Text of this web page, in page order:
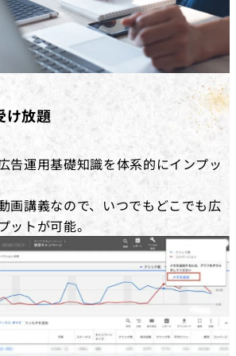
け放題
告運用基礎知識を体系的にインプッ
画講義なので、いつでもどこでも広
ットが可能。